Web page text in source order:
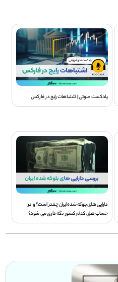
پادکست صوتی | اشتباهات رایج در فارکس
دارایی های بلوکه شده ایران چقدر است؟ و در
حساب های کدام کشور نگه داری می شود؟